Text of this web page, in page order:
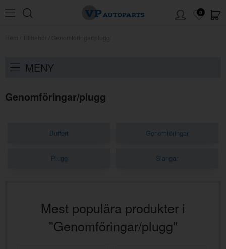
0
MENY
Genomföringar/plugg
Buffert Genomföringar
Plugg Slangar
Mest populära produkter i
"Genomföringar/plugg"